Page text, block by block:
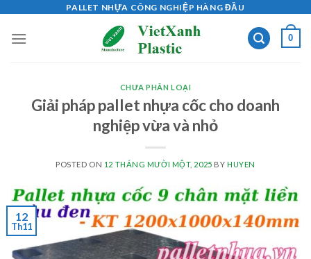
content
PALLET NHỰA CÔNG NGHIỆP HÀNG ĐẦU
0
CHƯA PHÂN LOẠI
Giải pháp pallet nhựa cốc cho doanh
nghiệp vừa và nhỏ
POSTED ON 12 THÁNG MƯỜI MỘT, 2025 BY HUYEN
12
Th11